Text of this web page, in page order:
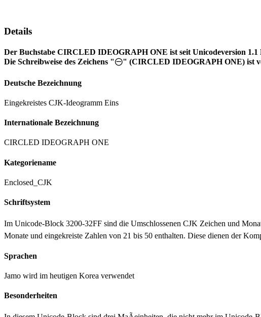
Details
Der Buchstabe CIRCLED IDEOGRAPH ONE ist seit Unicodeversion 1.1
Die Schreibweise des Zeichens "㊀" (CIRCLED IDEOGRAPH ONE) ist
Deutsche Bezeichnung
Eingekreistes CJK-Ideogramm Eins
Internationale Bezeichnung
CIRCLED IDEOGRAPH ONE
Kategoriename
Enclosed_CJK
Schriftsystem
Im Unicode-Block 3200-32FF sind die Umschlossenen CJK Zeichen und
Monate und eingekreiste Zahlen von 21 bis 50 enthalten. Diese dienen der
Sprachen
Jamo wird im heutigen Korea verwendet
Besonderheiten